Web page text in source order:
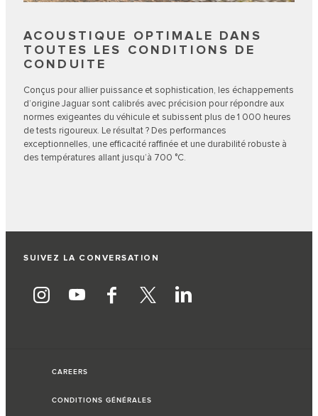
ACOUSTIQUE OPTIMALE DANS
TOUTES LES CONDITIONS DE
CONDUITE
Conçus pour allier puissance et sophistication, les échappements
d’origine Jaguar sont calibrés avec précision pour répondre aux
normes exigeantes du véhicule et subissent plus de 1 000 heures
de tests rigoureux. Le résultat ? Des performances
exceptionnelles, une efficacité raffinée et une durabilité robuste à
des températures allant jusqu’à 700 °C.
SUIVEZ LA CONVERSATION
CAREERS
CONDITIONS GÉNÉRALES